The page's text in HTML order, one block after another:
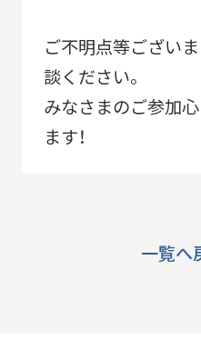
ご不明点等ござい
談ください。
みなさまのご参加
ます！
一覧へ